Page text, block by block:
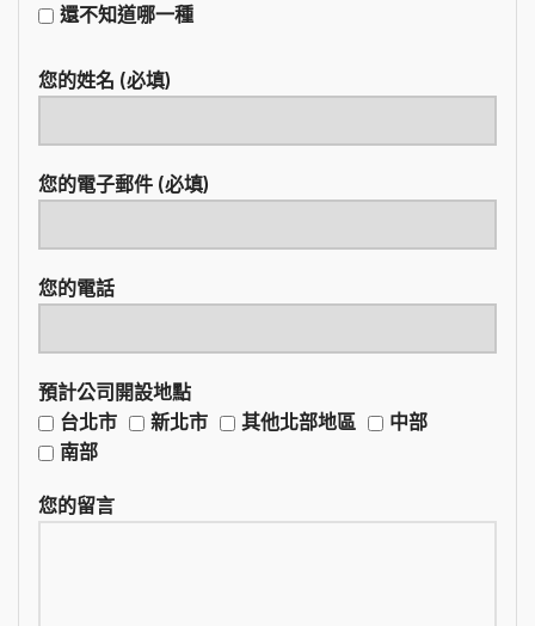
還不知道哪一種
您的姓名 (必填)
您的電子郵件 (必填)
您的電話
預計公司開設地點
台北市
新北市 其他北部地區
中部
南部
您的留言